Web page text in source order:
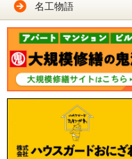
名工物語